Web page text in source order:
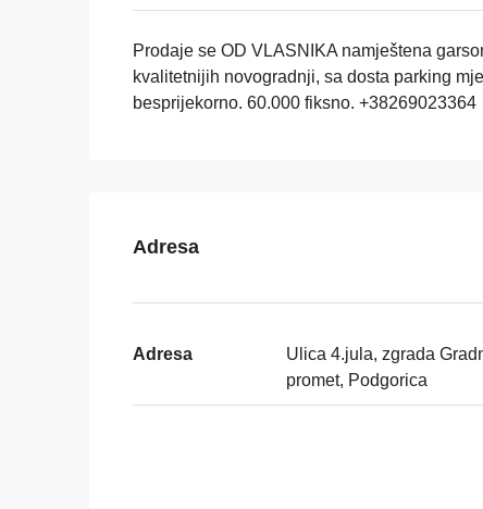
Prodaje se OD VLASNIKA namještena
kvalitetnijih novogradnji, sa dosta parking
besprijekorno. 60.000 fiksno. +38269023364
Adresa
Adresa
Ulica 4.jula, zgrada
promet, Podgorica